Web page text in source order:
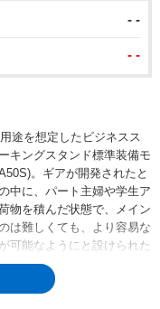
- -
- -
途を想定したビジネスス
キングスタンド標準装備モ
。ギアが開発されたと
中に、パート主婦や学生ア
物を積んだ状態で、メイン
は難しくても、より容易な
可能なようにと設けられた
その操作方法は、乗車した
を踏み下ろすのみ。サイド